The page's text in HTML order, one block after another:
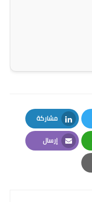
مشاركة
LinkedIn
إرسال
Email